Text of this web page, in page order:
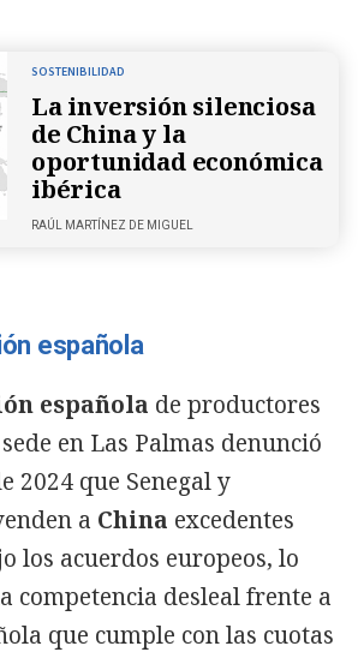
SOSTENIBILIDAD
La inversión silenciosa
de China y la
oportunidad económica
ibérica
RAÚL MARTÍNEZ DE MIGUEL
española
española de productores
en Las Palmas denunció
2024 que Senegal y
a China excedentes
los acuerdos europeos, lo
competencia desleal frente a
que cumple con las cuotas